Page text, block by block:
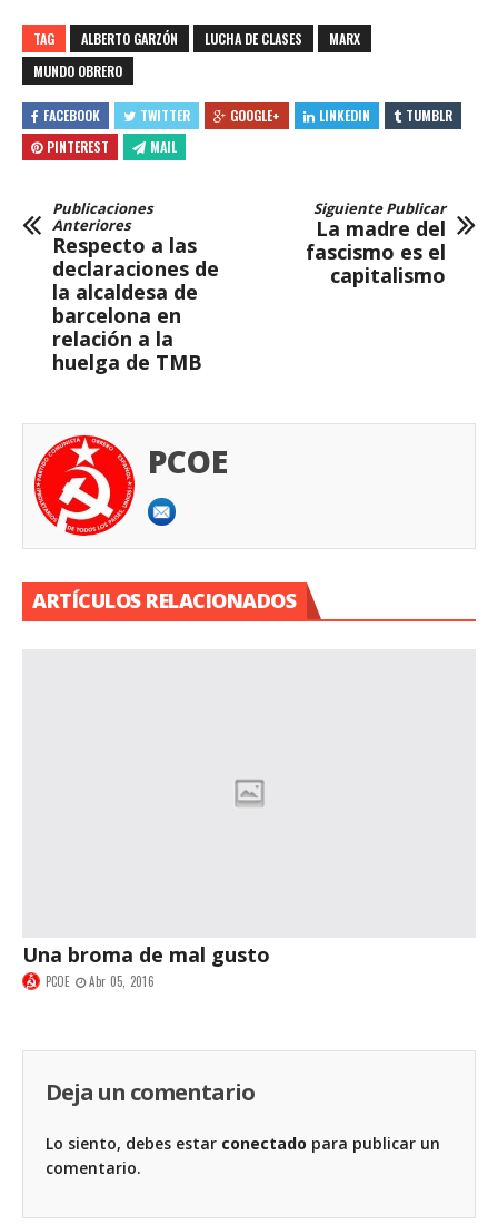
TAG ALBERTO GARZÓN LUCHA DE CLASES
MARX
MUNDO OBRERO
FACEBOOK TWITTER GOOGLE+ LINKEDIN
TUMBLR
PINTEREST
MAIL
Publicaciones
Anteriores
Respecto a las
declaraciones de
la alcaldesa de
barcelona en
relación a la
huelga de TMB
Siguiente Publicar
La madre del
fascismo es el
capitalismo
PCOE
ARTÍCULOS RELACIONADOS
Una broma de mal gusto
PCOE Abr 05, 2016
Deja un comentario
Lo siento, debes estar conectado para publicar un
comentario.